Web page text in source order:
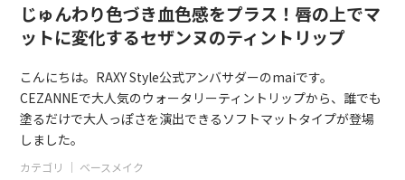
じゅんわり色づき血色感をプラス！唇の上でマ
ットに変化するセザンヌのティントリップ
こんにちは。RAXY Style公式アンバサダーのmaiです。
CEZANNEで大人気のウォータリーティントリップから、誰でも
塗るだけで大人っぽさを演出できるソフトマットタイプが登場
しました。
カテゴリ ｜ ベースメイク